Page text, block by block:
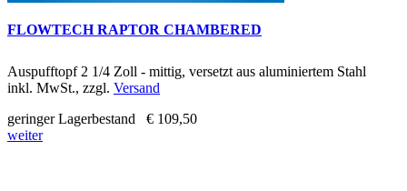
FLOWTECH RAPTOR CHAMBERED
Auspufftopf 2 1/4 Zoll - mittig, versetzt aus aluminiertem Stahl
inkl. MwSt., zzgl. Versand
geringer Lagerbestand
€ 109,50
weiter